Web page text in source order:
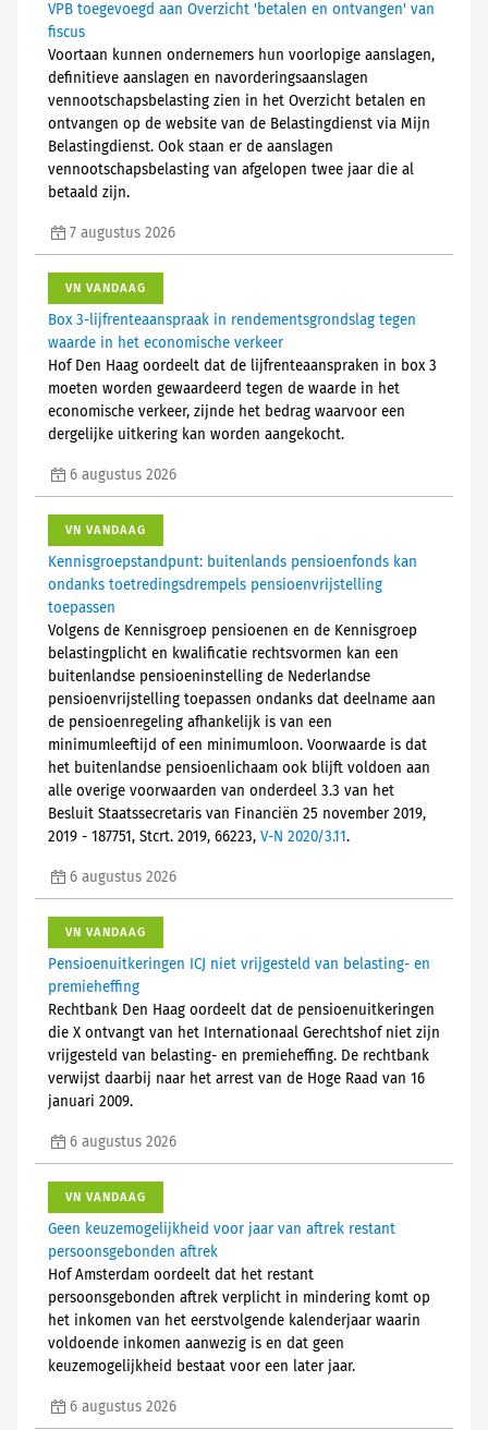
VPB toegevoegd aan Overzicht 'betalen en ontvangen' van
fiscus
Voortaan kunnen ondernemers hun voorlopige aanslagen,
definitieve aanslagen en navorderingsaanslagen
vennootschapsbelasting zien in het Overzicht betalen en
ontvangen op de website van de Belastingdienst via Mijn
Belastingdienst. Ook staan er de aanslagen
vennootschapsbelasting van afgelopen twee jaar die al
betaald zijn.
7 augustus 2026
VN VANDAAG
Box 3-lijfrenteaanspraak in rendementsgrondslag tegen
waarde in het economische verkeer
Hof Den Haag oordeelt dat de lijfrenteaanspraken in box 3
moeten worden gewaardeerd tegen de waarde in het
economische verkeer, zijnde het bedrag waarvoor een
dergelijke uitkering kan worden aangekocht.
6 augustus 2026
VN VANDAAG
Kennisgroepstandpunt: buitenlands pensioenfonds kan
ondanks toetredingsdrempels pensioenvrijstelling
toepassen
Volgens de Kennisgroep pensioenen en de Kennisgroep
belastingplicht en kwalificatie rechtsvormen kan een
buitenlandse pensioeninstelling de Nederlandse
pensioenvrijstelling toepassen ondanks dat deelname aan
de pensioenregeling afhankelijk is van een
minimumleeftijd of een minimumloon. Voorwaarde is dat
het buitenlandse pensioenlichaam ook blijft voldoen aan
alle overige voorwaarden van onderdeel 3.3 van het
Besluit Staatssecretaris van Financiën 25 november 2019,
2019 - 187751, Stcrt. 2019, 66223, V-N 2020/3.11.
6 augustus 2026
VN VANDAAG
Pensioenuitkeringen ICJ niet vrijgesteld van belasting- en
premieheffing
Rechtbank Den Haag oordeelt dat de pensioenuitkeringen
die X ontvangt van het Internationaal Gerechtshof niet zijn
vrijgesteld van belasting- en premieheffing. De rechtbank
verwijst daarbij naar het arrest van de Hoge Raad van 16
januari 2009.
6 augustus 2026
VN VANDAAG
Geen keuzemogelijkheid voor jaar van aftrek restant
persoonsgebonden aftrek
Hof Amsterdam oordeelt dat het restant
persoonsgebonden aftrek verplicht in mindering komt op
het inkomen van het eerstvolgende kalenderjaar waarin
voldoende inkomen aanwezig is en dat geen
keuzemogelijkheid bestaat voor een later jaar.
6 augustus 2026